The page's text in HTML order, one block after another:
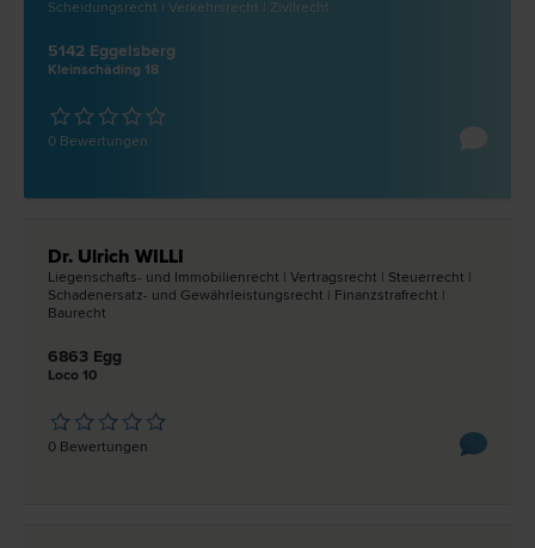
Scheidungs­recht | Verkehrs­recht | Zivil­recht
5142 Eggelsberg
Kleinschäding 18
0 Bewertungen
Dr. Ulrich WILLI
Liegenschafts- und Immobilien­recht | Vertrags­recht | Steuer­recht |
Schadenersatz- und Gewährleistungs­recht | Finanzstraf­recht |
Bau­recht
6863 Egg
Loco 10
0 Bewertungen